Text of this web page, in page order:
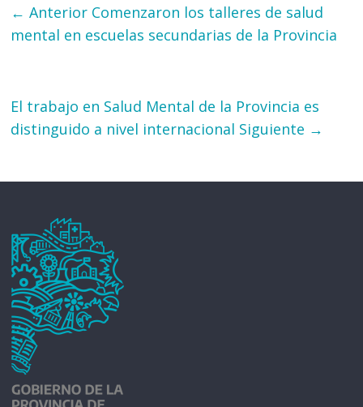
← Anterior Comenzaron los talleres de salud
mental en escuelas secundarias de la Provincia
El trabajo en Salud Mental de la Provincia es
distinguido a nivel internacional Siguiente →